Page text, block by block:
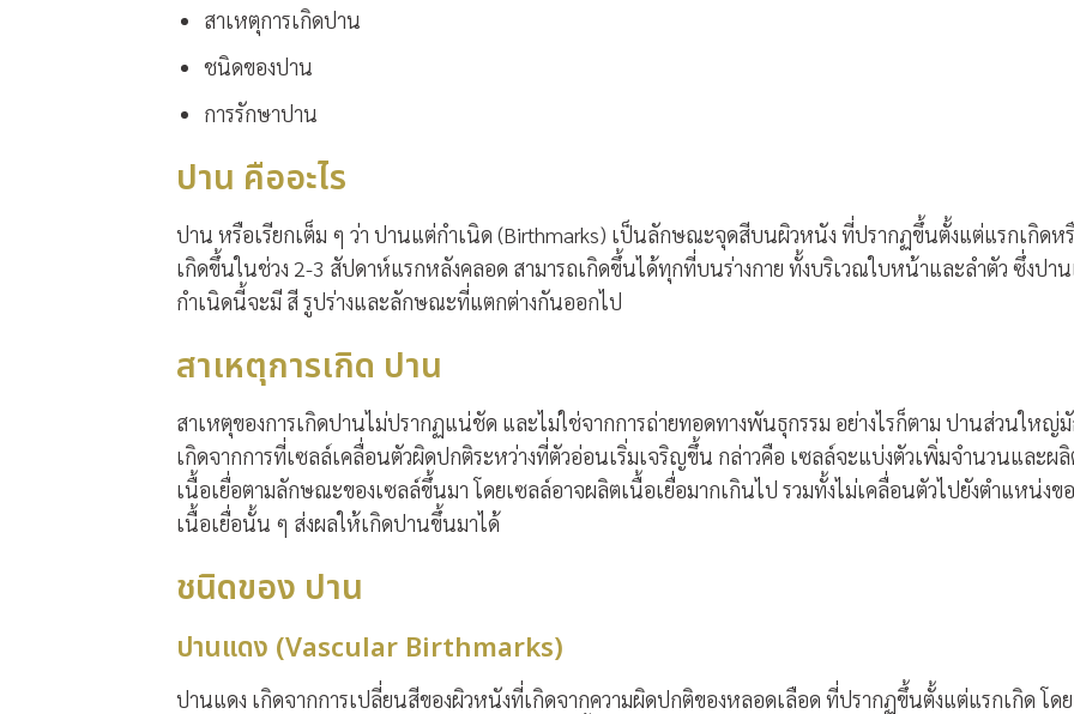
สาเหตุการเกิดปาน
ชนิดของปาน
การรักษาปาน
ปาน คืออะไร
ปาน หรือเรียกเต็ม ๆ ว่า ปานแต่กำเนิด (Birthmarks) เป็นลักษณะจุดสีบนผิวหนัง ที่ปรากฏขึ้นตั้งแต่แรกเกิดห
เกิดขึ้นในช่วง 2-3 สัปดาห์แรกหลังคลอด สามารถเกิดขึ้นได้ทุกที่บนร่างกาย ทั้งบริเวณใบหน้าและลำตัว ซึ่งปา
กำเนิดนี้จะมี สี รูปร่างและลักษณะที่แตกต่างกันออกไป
สาเหตุการเกิด ปาน
สาเหตุของการเกิดปานไม่ปรากฏแน่ชัด และไม่ใช่จากการถ่ายทอดทางพันธุกรรม อย่างไรก็ตาม ปานส่วนใหญ่
เกิดจากการที่เซลล์เคลื่อนตัวผิดปกติระหว่างที่ตัวอ่อนเริ่มเจริญขึ้น กล่าวคือ เซลล์จะแบ่งตัวเพิ่มจำนวนและผ
เนื้อเยื่อตามลักษณะของเซลล์ขึ้นมา โดยเซลล์อาจผลิตเนื้อเยื่อมากเกินไป รวมทั้งไม่เคลื่อนตัวไปยังตำแหน่งข
เนื้อเยื่อนั้น ๆ ส่งผลให้เกิดปานขึ้นมาได้
ชนิดของ ปาน
ปานแดง (Vascular Birthmarks)
ปานแดง เกิดจากการเปลี่ยนสีของผิวหนังที่เกิดจากความผิดปกติของหลอดเลือด ที่ปรากฏขึ้นตั้งแต่แรกเกิด โดย